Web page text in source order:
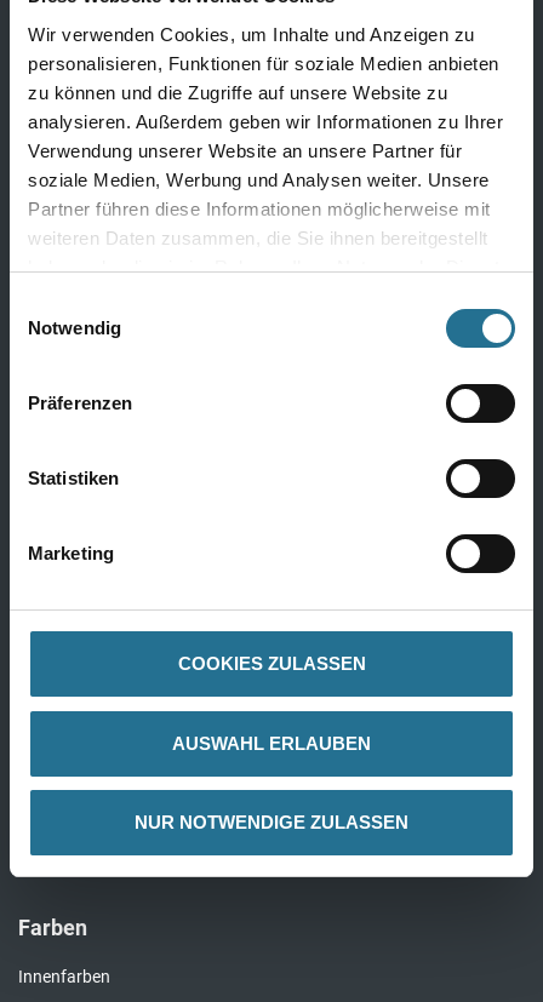
Wir verwenden Cookies, um Inhalte und Anzeigen zu
personalisieren, Funktionen für soziale Medien anbieten
zu können und die Zugriffe auf unsere Website zu
analysieren. Außerdem geben wir Informationen zu Ihrer
Verwendung unserer Website an unsere Partner für
soziale Medien, Werbung und Analysen weiter. Unsere
Partner führen diese Informationen möglicherweise mit
weiteren Daten zusammen, die Sie ihnen bereitgestellt
haben oder die sie im Rahmen Ihrer Nutzung der Dienste
Notwendig
Präferenzen
Statistiken
Marketing
COOKIES ZULASSEN
AUSWAHL ERLAUBEN
NUR NOTWENDIGE ZULASSEN
Textile Bodenbeläge
Elastische Bodenbeläge
Laminat
Parkett
Wandbeläge
Bauchemie Boden
Komplette Bauchemie
Farben
Innenfarben